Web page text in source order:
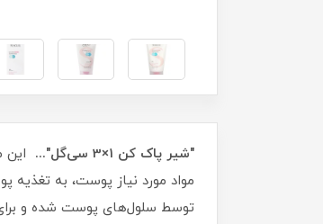
"شیر پاک کن 1×3 سی‌گل"...
مواد مورد نیاز پوست، به
توسط سلول‌های پوست شده و برای